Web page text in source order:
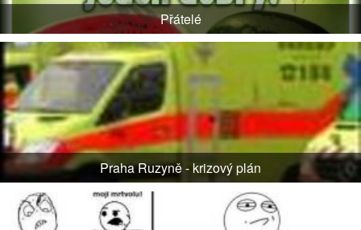
Přátelé
Praha Ruzyně - krizový plán